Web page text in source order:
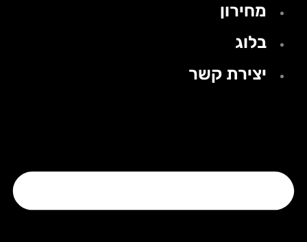
מחירון
בלוג
יצירת קשר